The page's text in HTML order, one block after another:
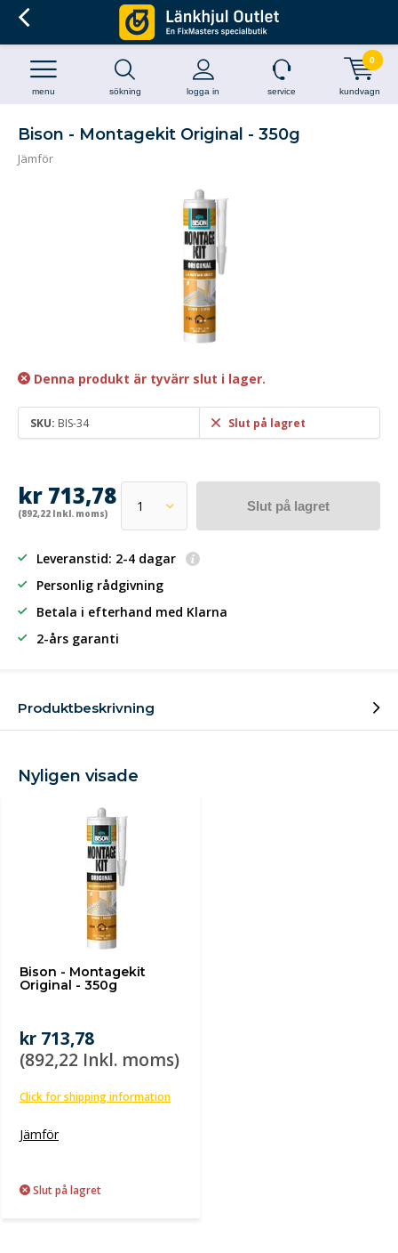
sökning logga in
menu service kundvagn
0
Bison - Montagekit Original - 350g
Jämför
Denna produkt är tyvärr slut i lager.
SKU: BIS-34 Slut på lagret
kr 713,78
(892,22 Inkl. moms)
Slut på lagret
Leveranstid: 2-4 dagar
Personlig rådgivning
Betala i efterhand med Klarna
2-års garanti
Produktbeskrivning
Nyligen visade
Bison - Montagekit
Original - 350g
kr 713,78
(892,22 Inkl. moms)
Click for shipping information
Jämför
Slut på lagret